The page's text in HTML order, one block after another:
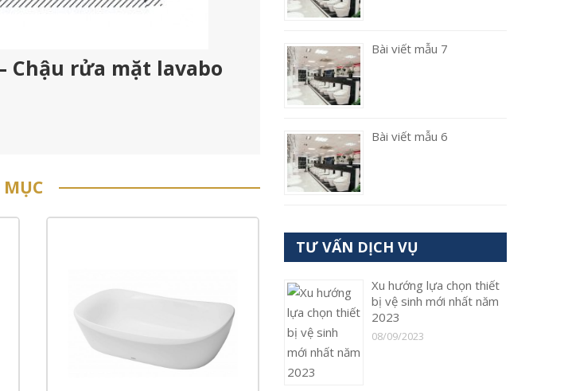
Chậu rửa mặt lavabo
MỤC
Bài viết mẫu 7
Bài viết mẫu 6
TƯ VẤN DỊCH VỤ
Xu hướng lựa chọn thiết
bị vệ sinh mới nhất năm
2023
08/09/2023